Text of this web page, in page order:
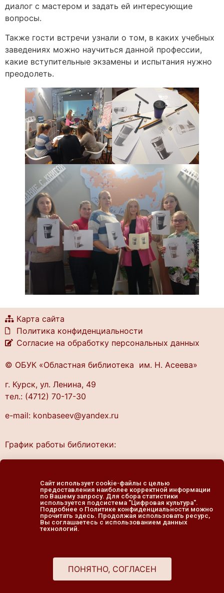
диалог с мастером и задать ей интересующие
вопросы.
Также гости встречи узнали о том, в каких учебных
заведениях можно научиться данной профессии,
какие вступительные экзамены и испытания нужно
преодолеть.
Карта сайта
Политика конфиденциальности
Согласие на обработку персональных данных
© ОБУК «Областная библиотека им. Н. Асеева»
г. Курск, ул. Ленина, 49
тел.: (4712) 70-17-30
e-mail: konbaseev@yandex.ru
График работы библиотеки:
пятница — выходной
cуббота, воскресенье
11.00 — 19.00
Сайт использует cookie-файлы с целью
предоставления наиболее корректной информации
по Вашему запросу. Для сбора статистики
используется подсистема "Цифровая культура".
Подробнее о Политике конфиденциальности можно
прочитать здесь. Продолжая использовать ресурс,
Вы соглашаетесь с использованием данных
технологий.
ПОНЯТНО, СОГЛАСЕН